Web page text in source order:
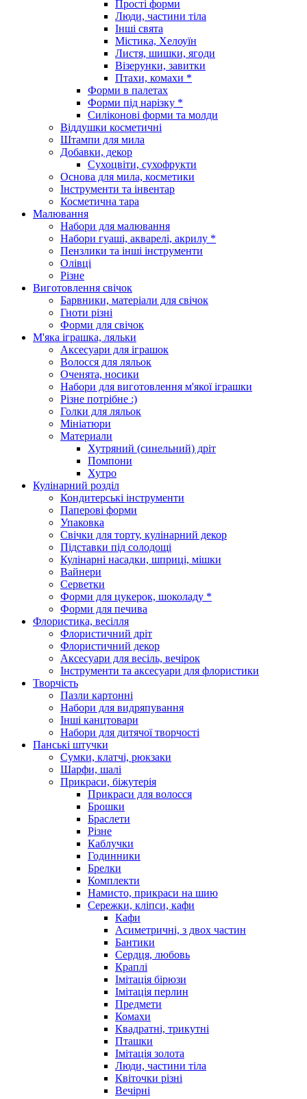
Прості форми
Люди, частини тіла
Інші свята
Містика, Хелоуїн
Листя, шишки, ягоди
Візерунки, завитки
Птахи, комахи *
Форми в палетах
Форми під нарізку *
Силіконові форми та молди
Віддушки косметичні
Штампи для мила
Добавки, декор
Сухоцвіти, сухофрукти
Основа для мила, косметики
Інструменти та інвентар
Косметична тара
Малювання
Набори для малювання
Набори гуаші, акварелі, акрилу *
Пензлики та інші інструменти
Олівці
Різне
Виготовлення свічок
Барвники, матеріали для свічок
Гноти різні
Форми для свічок
М'яка іграшка, ляльки
Аксесуари для іграшок
Волосся для ляльок
Оченята, носики
Набори для виготовлення м'якої іграшки
Різне потрібне :)
Голки для ляльок
Мініатюри
Материали
Хутряний (синельний) дріт
Помпони
Хутро
Кулінарний розділ
Кондитерські інструменти
Паперові форми
Упаковка
Свічки для торту, кулінарний декор
Підставки під солодощі
Кулінарні насадки, шприці, мішки
Вайнери
Серветки
Форми для цукерок, шоколаду *
Форми для печива
Флористика, весілля
Флористичний дріт
Флористичний декор
Аксесуари для весіль, вечірок
Інструменти та аксесуари для флористики
Творчість
Пазли картонні
Набори для видряпування
Інші канцтовари
Набори для дитячої творчості
Панські штучки
Сумки, клатчі, рюкзаки
Шарфи, шалі
Прикраси, біжутерія
Прикраси для волосся
Брошки
Браслети
Різне
Каблучки
Годинники
Брелки
Комплекти
Намисто, прикраси на шию
Сережки, кліпси, кафи
Кафи
Асиметричні, з двох частин
Бантики
Сердця, любовь
Краплі
Імітація бірюзи
Імітація перлин
Предмети
Комахи
Квадратні, трикутні
Пташки
Імітація золота
Люди, частини тіла
Квіточки різні
Вечірні